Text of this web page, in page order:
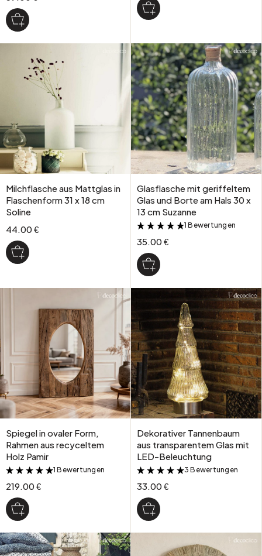
Milchflasche aus Mattglas in
Flaschenform 31 x 18 cm
Soline
44.00 €
Glasflasche mit geriffeltem
Glas und Borte am Hals 30 x
13 cm Suzanne
&
1 Bewertungen
35.00 €
Spiegel in ovaler Form,
Rahmen aus recyceltem
Holz Pamir
&
1 Bewertungen
219.00 €
Dekorativer Tannenbaum
aus transparentem Glas mit
LED-Beleuchtung
&
3 Bewertungen
33.00 €